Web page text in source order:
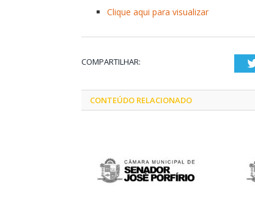
Clique aqui para visualizar
COMPARTILHAR:
CONTEÚDO RELACIONADO